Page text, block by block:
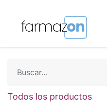
Todos los productos